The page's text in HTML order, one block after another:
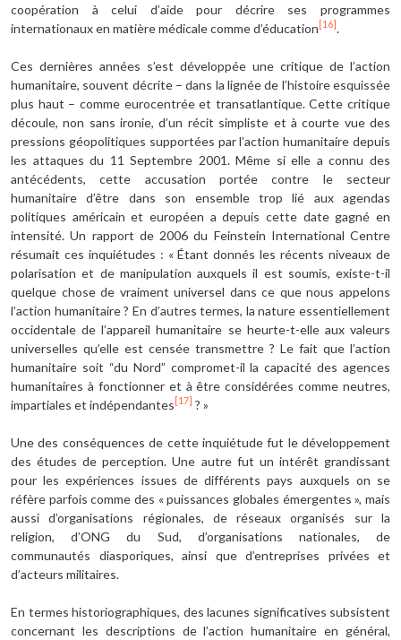
coopération à celui d’aide pour décrire ses programmes
internationaux en matière médicale comme d’éducation [16] .
Ces dernières années s’est développée une critique de l’action
humanitaire, souvent décrite – dans la lignée de l’histoire esquissée
plus haut – comme eurocentrée et transatlantique. Cette critique
découle, non sans ironie, d’un récit simpliste et à courte vue des
pressions géopolitiques supportées par l’action humanitaire depuis
les attaques du 11 Septembre 2001. Même si elle a connu des
antécédents, cette accusation portée contre le secteur
humanitaire d’être dans son ensemble trop lié aux agendas
politiques américain et européen a depuis cette date gagné en
intensité. Un rapport de 2006 du Feinstein International Centre
résumait ces inquiétudes : « Étant donnés les récents niveaux de
polarisation et de manipulation auxquels il est soumis, existe-t-il
quelque chose de vraiment universel dans ce que nous appelons
l’action humanitaire ? En d’autres termes, la nature essentiellement
occidentale de l’appareil humanitaire se heurte-t-elle aux valeurs
universelles qu’elle est censée transmettre ? Le fait que l’action
humanitaire soit “du Nord” compromet-il la capacité des agences
humanitaires à fonctionner et à être considérées comme neutres,
impartiales et indépendantes [17] ? »
Une des conséquences de cette inquiétude fut le développement
des études de perception. Une autre fut un intérêt grandissant
pour les expériences issues de différents pays auxquels on se
réfère parfois comme des « puissances globales émergentes », mais
aussi d’organisations régionales, de réseaux organisés sur la
religion, d’ONG du Sud, d’organisations nationales, de
communautés diasporiques, ainsi que d’entreprises privées et
d’acteurs militaires.
En termes historiographiques, des lacunes significatives subsistent
concernant les descriptions de l’action humanitaire en général,